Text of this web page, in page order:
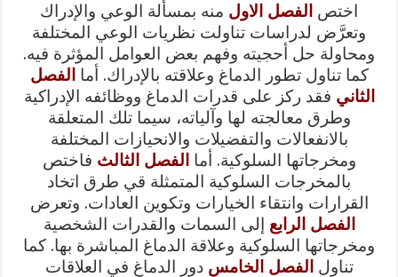
اختص الفصل الاول منه بمسألة الوعي والإدراك
وتعرَّض لدراسات تناولت نظريات الوعي المختلفة
ومحاولة حل أحجيته وفهم بعض العوامل المؤثرة فيه.
كما تناول تطور الدماغ وعلاقته بالإدراك. أما الفصل
الثاني فقد ركز على قدرات الدماغ ووظائفه الإدراكية
وطرق معالجته لها وآلياته، سيما تلك المتعلقة
بالانفعالات والتفضيلات والانحيازات المختلفة
ومخرجاتها السلوكية. أما الفصل الثالث فاختص
بالمخرجات السلوكية المتمثلة قي طرق اتخاد
القرارات وانتقاء الخيارات وتكوين العادات. وتعرض
الفصل الرابع إلى السمات والقدرات الشخصية
ومخرجاتها السلوكية وعلاقة الدماغ المباشرة بها. كما
تناول الفصل الخامس دور الدماغ في العلاقات